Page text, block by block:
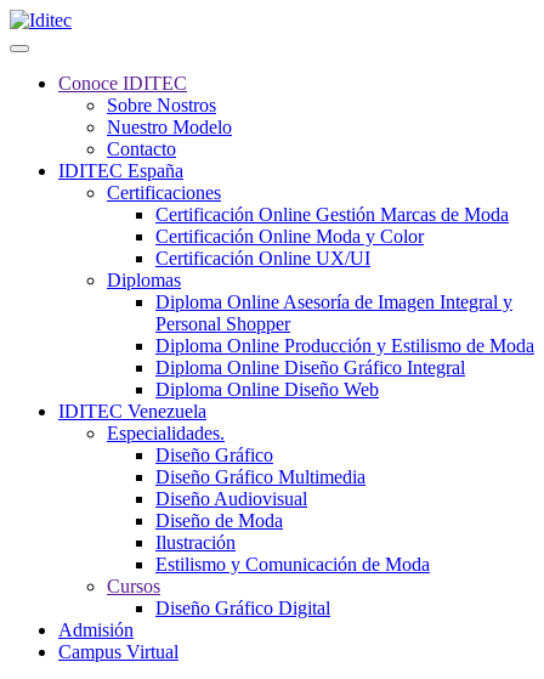
Conoce IDITEC
Sobre Nostros
Nuestro Modelo
Contacto
IDITEC España
Certificaciones
Certificación Online Gestión Marcas de Moda
Certificación Online Moda y Color
Certificación Online UX/UI
Diplomas
Diploma Online Asesoría de Imagen Integral y
Personal Shopper
Diploma Online Producción y Estilismo de Moda
Diploma Online Diseño Gráfico Integral
Diploma Online Diseño Web
IDITEC Venezuela
Especialidades.
Diseño Gráfico
Diseño Gráfico Multimedia
Diseño Audiovisual
Diseño de Moda
Ilustración
Estilismo y Comunicación de Moda
Cursos
Diseño Gráfico Digital
Admisión
Campus Virtual